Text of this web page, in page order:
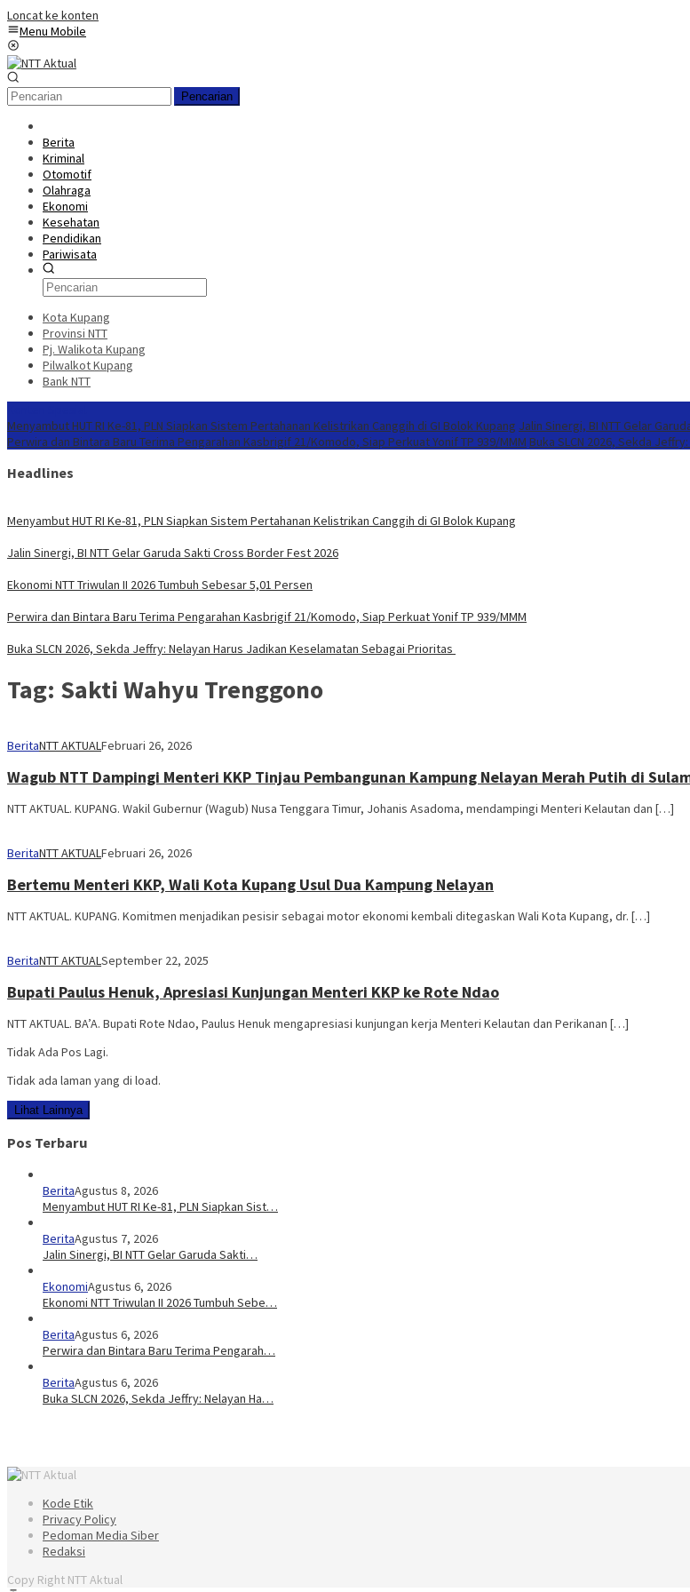
Loncat ke konten
Menu Mobile
Pencarian
Berita
Kriminal
Otomotif
Olahraga
Ekonomi
Kesehatan
Pendidikan
Pariwisata
Kota Kupang
Provinsi NTT
Pj. Walikota Kupang
Pilwalkot Kupang
Bank NTT
Menyambut HUT RI Ke-81, PLN Siapkan Sistem Pertahanan Kelistrikan Canggih di GI Bolok Kupang Jalin Sinergi, BI NTT Gelar
Perwira dan Bintara Baru Terima Pengarahan Kasbrigif 21/Komodo, Siap Perkuat Yonif TP 939/MMM Buka SLCN 2026, Sekda
Headlines
Menyambut HUT RI Ke-81, PLN Siapkan Sistem Pertahanan Kelistrikan Canggih di GI Bolok Kupang
Jalin Sinergi, BI NTT Gelar Garuda Sakti Cross Border Fest 2026
Ekonomi NTT Triwulan II 2026 Tumbuh Sebesar 5,01 Persen
Perwira dan Bintara Baru Terima Pengarahan Kasbrigif 21/Komodo, Siap Perkuat Yonif TP 939/MMM
Buka SLCN 2026, Sekda Jeffry: Nelayan Harus Jadikan Keselamatan Sebagai Prioritas
Tag: Sakti Wahyu Trenggono
BeritaNTT AKTUALFebruari 26, 2026
Wagub NTT Dampingi Menteri KKP Tinjau Pembangunan Kampung Nelayan Merah Putih di
NTT AKTUAL. KUPANG. Wakil Gubernur (Wagub) Nusa Tenggara Timur, Johanis Asadoma, mendampingi Menteri Kelautan dan […]
BeritaNTT AKTUALFebruari 26, 2026
Bertemu Menteri KKP, Wali Kota Kupang Usul Dua Kampung Nelayan
NTT AKTUAL. KUPANG. Komitmen menjadikan pesisir sebagai motor ekonomi kembali ditegaskan Wali Kota Kupang, dr. […]
BeritaNTT AKTUALSeptember 22, 2025
Bupati Paulus Henuk, Apresiasi Kunjungan Menteri KKP ke Rote Ndao
NTT AKTUAL. BA’A. Bupati Rote Ndao, Paulus Henuk mengapresiasi kunjungan kerja Menteri Kelautan dan Perikanan […]
Tidak Ada Pos Lagi.
Tidak ada laman yang di load.
Lihat Lainnya
Pos Terbaru
BeritaAgustus 8, 2026
Menyambut HUT RI Ke-81, PLN Siapkan Sist…
BeritaAgustus 7, 2026
Jalin Sinergi, BI NTT Gelar Garuda Sakti…
EkonomiAgustus 6, 2026
Ekonomi NTT Triwulan II 2026 Tumbuh Sebe…
BeritaAgustus 6, 2026
Perwira dan Bintara Baru Terima Pengarah…
BeritaAgustus 6, 2026
Buka SLCN 2026, Sekda Jeffry: Nelayan Ha…
Kode Etik
Privacy Policy
Pedoman Media Siber
Redaksi
Copy Right NTT Aktual